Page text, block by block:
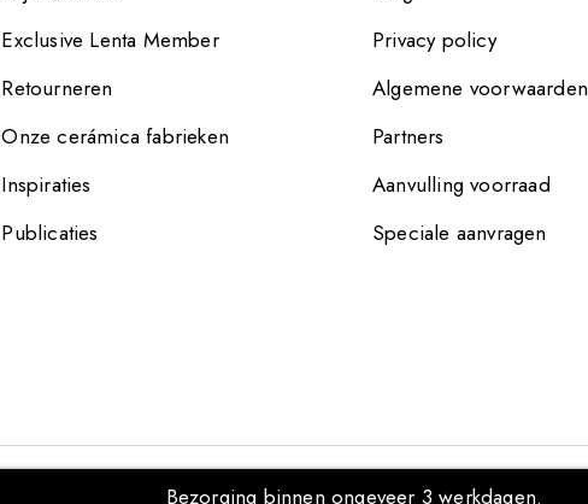
Exclusive Lenta Member
Retourneren
Onze cerámica fabrieken
Inspiraties
Publicaties
Privacy policy
Algemene voorwaarden
Partners
Aanvulling voorraad
Speciale aanvragen
Bezorging binnen ongeveer 3 werkdagen.